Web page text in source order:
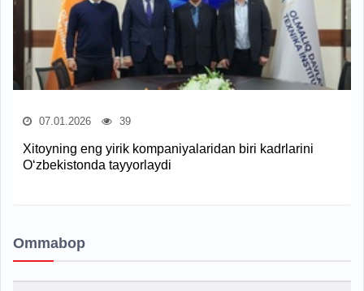
07.01.2026 39
Xitoyning eng yirik kompaniyalaridan biri kadrlarini
O‘zbekistonda tayyorlaydi
Ommabop